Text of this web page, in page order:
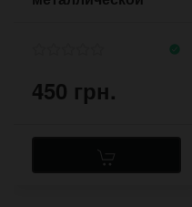
450 грн.